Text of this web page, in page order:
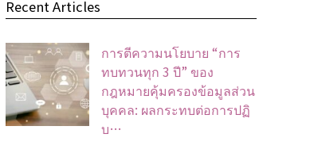
Recent Articles
การตีความนโยบาย “การ
ทบทวนทุก 3 ปี” ของ
กฎหมายคุ้มครองข้อมูลส่วน
บุคคล: ผลกระทบต่อการปฏิ
บ…